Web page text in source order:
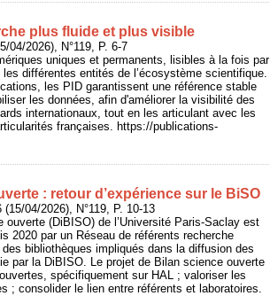
plus fluide et plus visible
04/2026), N°119, P. 6-7
uniques et permanents, lisibles à la fois par
différentes entités de l’écosystème scientifique.
les PID garantissent une référence stable
les données, afin d'améliorer la visibilité des
internationaux, tout en les articulant avec les
françaises. https://publications-
: retour d’expérience sur le BiSO
04/2026), N°119, P. 10-13
(DiBISO) de l’Université Paris-Saclay est
2020 par un Réseau de référents recherche
bibliothèques impliqués dans la diffusion des
par la DiBISO. Le projet de Bilan science ouverte
spécifiquement sur HAL ; valoriser les
; consolider le lien entre référents et laboratoires.